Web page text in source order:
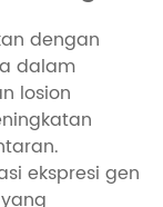
dengan
dalam
losion
ekspresi gen